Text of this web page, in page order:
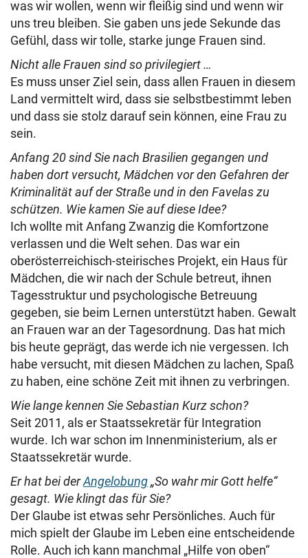
was wir wollen, wenn wir fleißig sind und wenn wir
uns treu bleiben. Sie gaben uns jede Sekunde das
Gefühl, dass wir tolle, starke junge Frauen sind.
Nicht alle Frauen sind so privilegiert …
Es muss unser Ziel sein, dass allen Frauen in diesem
Land vermittelt wird, dass sie selbstbestimmt leben
und dass sie stolz darauf sein können, eine Frau zu
sein.
Anfang 20 sind Sie nach Brasilien gegangen und
haben dort versucht, Mädchen vor den Gefahren der
Kriminalität auf der Straße und in den Favelas zu
schützen. Wie kamen Sie auf diese Idee?
Ich wollte mit Anfang Zwanzig die Komfortzone
verlassen und die Welt sehen. Das war ein
oberösterreichisch-steirisches Projekt, ein Haus für
Mädchen, die wir nach der Schule betreut, ihnen
Tagesstruktur und psychologische Betreuung
gegeben, sie beim Lernen unterstützt haben. Gewalt
an Frauen war an der Tagesordnung. Das hat mich
bis heute geprägt, das werde ich nie vergessen. Ich
habe versucht, mit diesen Mädchen zu lachen, Spaß
zu haben, eine schöne Zeit mit ihnen zu verbringen.
Wie lange kennen Sie Sebastian Kurz schon?
Seit 2011, als er Staatssekretär für Integration
wurde. Ich war schon im Innenministerium, als er
Staatssekretär wurde.
Er hat bei derAngelobung„So wahr mir Gott helfe“
gesagt. Wie klingt das für Sie?
Der Glaube ist etwas sehr Persönliches. Auch für
mich spielt der Glaube im Leben eine entscheidende
Rolle. Auch ich kann manchmal „Hilfe von oben“